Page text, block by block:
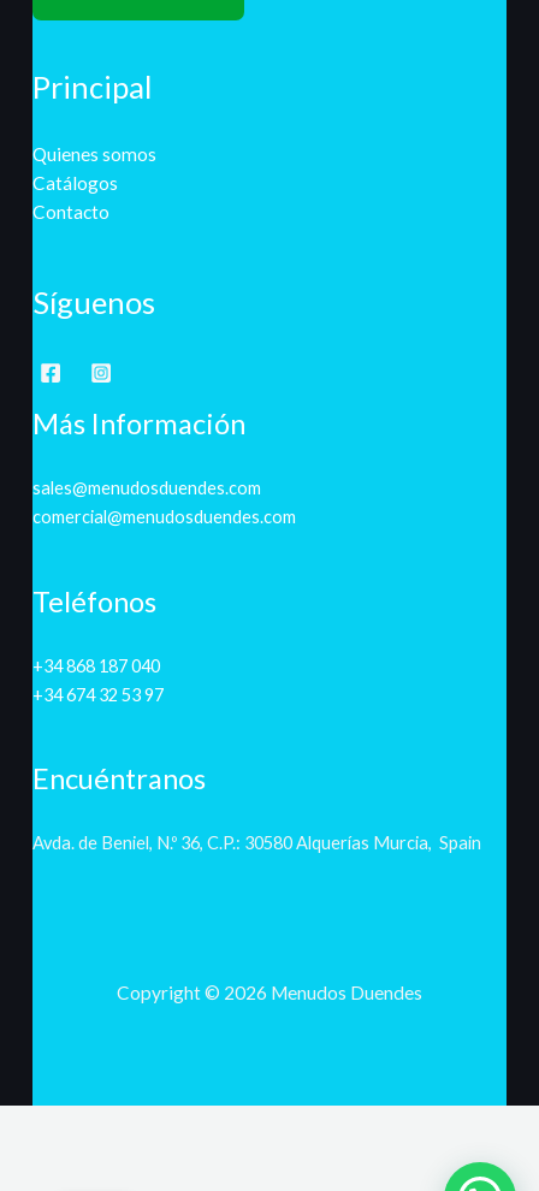
Principal
Quienes somos
Catálogos
Contacto
Síguenos
Más Información
sales@menudosduendes.com
comercial@menudosduendes.com
Teléfonos
+34 868 187 040
+34 674 32 53 97
Encuéntranos
Avda. de Beniel, N.º 36, C.P.: 30580 Alquerías Murcia, Spain
Copyright © 2026 Menudos Duendes